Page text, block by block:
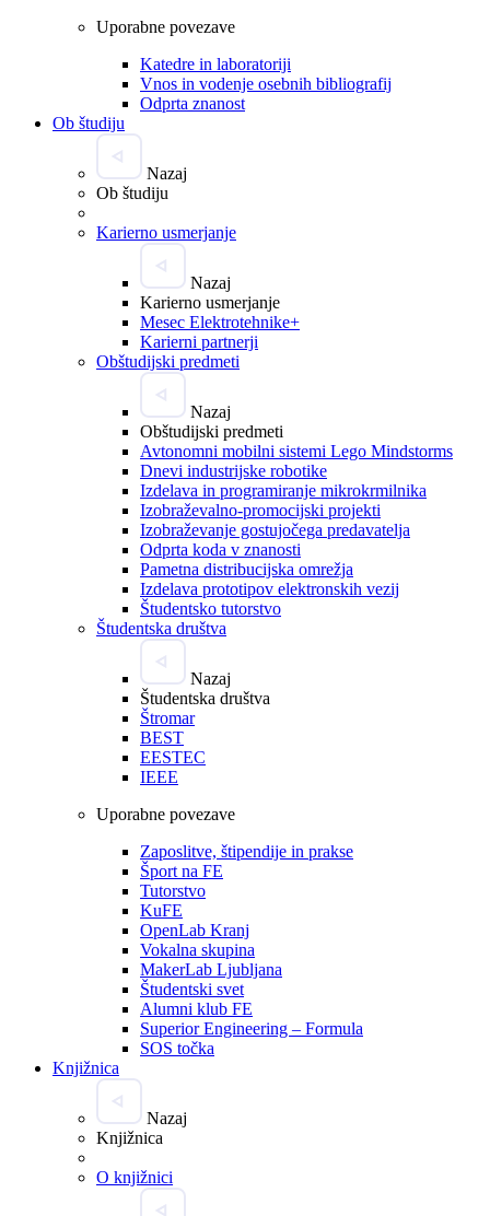
Uporabne povezave
Katedre in laboratoriji
Vnos in vodenje osebnih bibliografij
Odprta znanost
Ob študiju
Nazaj
Ob študiju
Karierno usmerjanje
Nazaj
Karierno usmerjanje
Mesec Elektrotehnike+
Karierni partnerji
Obštudijski predmeti
Nazaj
Obštudijski predmeti
Avtonomni mobilni sistemi Lego Mindstorms
Dnevi industrijske robotike
Izdelava in programiranje mikrokrmilnika
Izobraževalno-promocijski projekti
Izobraževanje gostujočega predavatelja
Odprta koda v znanosti
Pametna distribucijska omrežja
Izdelava prototipov elektronskih vezij
Študentsko tutorstvo
Študentska društva
Nazaj
Študentska društva
Štromar
BEST
EESTEC
IEEE
Uporabne povezave
Zaposlitve, štipendije in prakse
Šport na FE
Tutorstvo
KuFE
OpenLab Kranj
Vokalna skupina
MakerLab Ljubljana
Študentski svet
Alumni klub FE
Superior Engineering – Formula
SOS točka
Knjižnica
Nazaj
Knjižnica
O knjižnici